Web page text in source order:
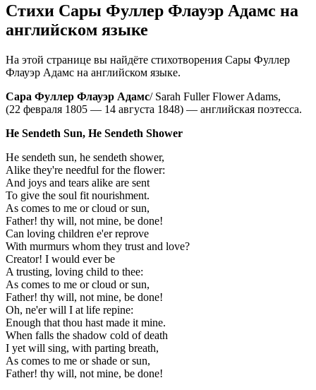
Стихи Сары Фуллер Флауэр Адамс на
английском языке
На этой странице вы найдёте стихотворения Сары Фуллер
Флауэр Адамс на английском языке.
Сара Фуллер Флауэр Адамс/ Sarah Fuller Flower Adams,
(22 февраля 1805 — 14 августа 1848) — английская поэтесса.
He Sendeth Sun, He Sendeth Shower
He sendeth sun, he sendeth shower,
Alike they're needful for the flower:
And joys and tears alike are sent
To give the soul fit nourishment.
As comes to me or cloud or sun,
Father! thy will, not mine, be done!
Can loving children e'er reprove
With murmurs whom they trust and love?
Creator! I would ever be
A trusting, loving child to thee:
As comes to me or cloud or sun,
Father! thy will, not mine, be done!
Oh, ne'er will I at life repine:
Enough that thou hast made it mine.
When falls the shadow cold of death
I yet will sing, with parting breath,
As comes to me or shade or sun,
Father! thy will, not mine, be done!